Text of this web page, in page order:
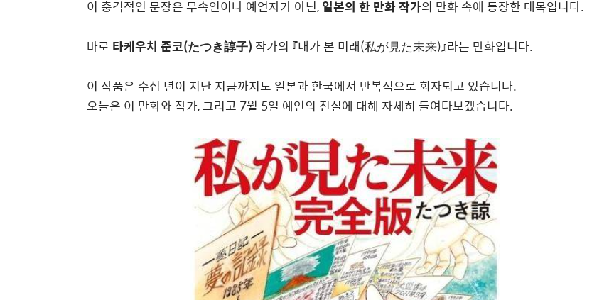
이 충격적인 문장은 무속인이나 예언자가 아닌,일본의 한 만화 작가의 만화 속에 등장한 대목입니다.
바로 타케우치 준코(たつき諄子) 작가의 『내가 본 미래(私が見た未来)』라는 만화입니다.
이 작품은 수십 년이 지난 지금까지도 일본과 한국에서 반복적으로 회자되고 있습니다.
오늘은 이 만화와 작가, 그리고 7월 5일 예언의 진실에 대해 자세히 들여다보겠습니다.